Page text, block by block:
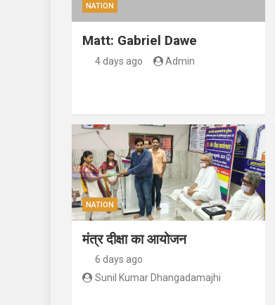
NATION
Matt: Gabriel Dawe
4 days ago Admin
NATION
मंत्र दीक्षा का आयोजन
6 days ago
Sunil Kumar Dhangadamajhi